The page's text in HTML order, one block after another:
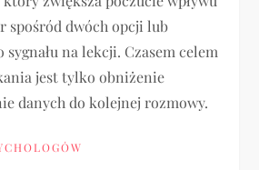
spośród dwóch opcji lub
sygnału na lekcji. Czasem celem
jest tylko obniżenie
danych do kolejnej rozmowy.